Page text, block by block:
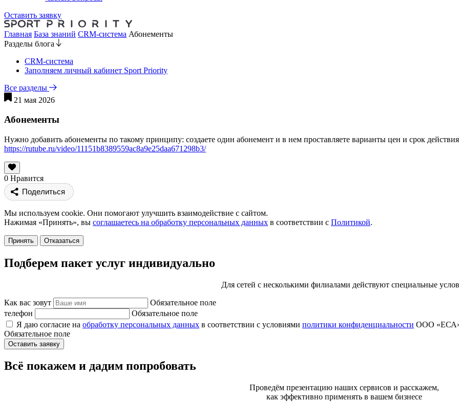
Оставить заявку
Главная База знаний CRM-система Абонементы
Разделы блога
CRM-система
Заполняем личный кабинет Sport Priority
Все разделы
21 мая 2026
Абонементы
Нужно добавить абонементы по такому принципу: создаете один абонемент и в нем проставляете варианты цен и срок
https://rutube.ru/video/11151b8389559ac8a9e25daa671298b3/
0 Нравится
Поделиться
Мы используем cookie. Они помогают улучшить взаимодействие с сайтом.
Нажимая «Принять», вы соглашаетесь на обработку персональных данных в соответствии с Политикой.
Принять Отказаться
Подберем пакет услуг индивидуально
Для сетей с несколькими филиалами действуют специальные
Как вас зовут
Обязательное поле
телефон
Обязательное поле
Я даю согласие на обработку персональных данных в соответствии с условиями политики конфиденциальности ООО
Обязательное поле
Оставить заявку
Всё покажем и дадим попробовать
Проведём презентацию наших сервисов и расскажем,
как эффективно применять в вашем бизнесе